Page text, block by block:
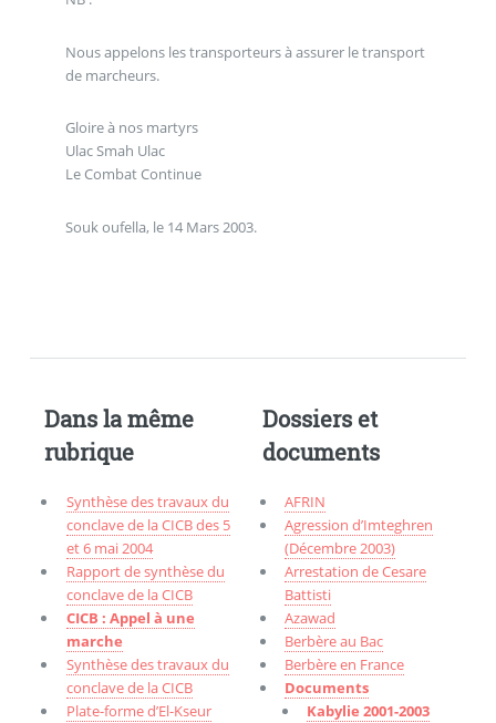
Nous appelons les transporteurs à assurer le transport
de marcheurs.
Gloire à nos martyrs
Ulac Smah Ulac
Le Combat Continue
Souk oufella, le 14 Mars 2003.
Dans la même
rubrique
Synthèse des travaux du
conclave de la CICB des 5
et 6 mai 2004
Rapport de synthèse du
conclave de la CICB
CICB : Appel à une
marche
Synthèse des travaux du
conclave de la CICB
Plate-forme d’El-Kseur
Dossiers et
documents
AFRIN
Agression d’Imteghren
(Décembre 2003)
Arrestation de Cesare
Battisti
Azawad
Berbère au Bac
Berbère en France
Documents
Kabylie 2001-2003